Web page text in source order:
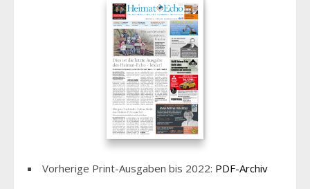
Vorherige Print-Ausgaben bis 2022: PDF-Archiv